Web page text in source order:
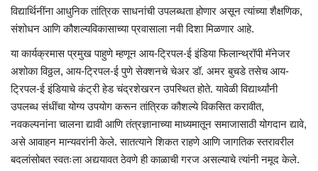
विद्यार्थिनींना आधुनिक तांत्रिक साधनांची उपलब्धता होणार असून त्यांच्या शैक्षणिक,
संशोधन आणि कौशल्यविकासाच्या प्रवासाला नवी दिशा मिळणार आहे.
या कार्यक्रमास प्रमुख पाहुणे म्हणून आय-ट्रिपल-ई इंडिया फिलान्थ्रॉपी मॅनेजर
अशोका विठ्ठल, आय-ट्रिपल-ई पुणे सेक्शनचे चेअर डॉ. अमर बुचडे तसेच आय-
ट्रिपल-ई इंडियाचे कंट्री हेड चंद्रशेखरन उपस्थित होते. यावेळी विद्यार्थ्यांनी
उपलब्ध संधींचा योग्य उपयोग करून तांत्रिक कौशल्ये विकसित करावीत,
नवकल्पनांना चालना द्यावी आणि तंत्रज्ञानाच्या माध्यमातून समाजासाठी योगदान द्यावे,
असे आवाहन मान्यवरांनी केले. सातत्याने शिकत राहणे आणि जागतिक स्तरावरील
बदलांसोबत स्वतःला अद्ययावत ठेवणे ही काळाची गरज असल्याचे त्यांनी नमूद केले.